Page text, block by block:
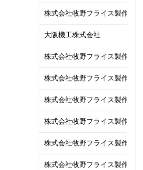
株式会社牧野フライス製作所
大阪機工株式会社
株式会社牧野フライス製作所
株式会社牧野フライス製作所
株式会社牧野フライス製作所
株式会社牧野フライス製作所
株式会社牧野フライス製作所
株式会社牧野フライス製作所